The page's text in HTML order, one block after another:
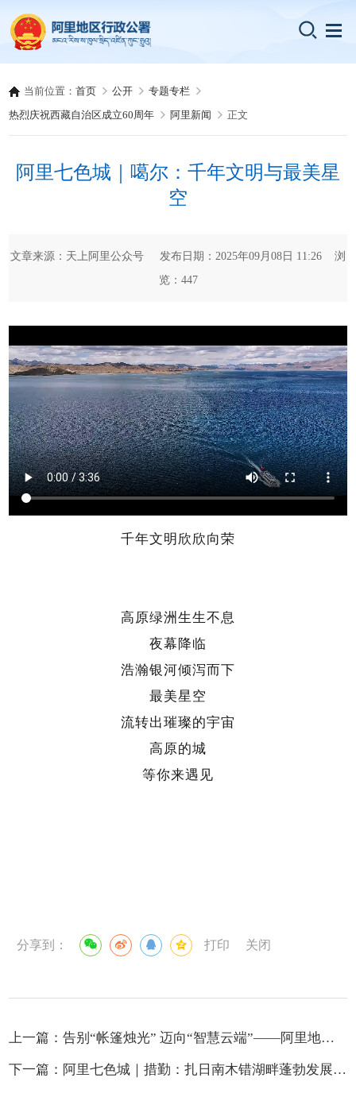
当前位置：首页 公开
专题专栏
热烈庆祝西藏自治区成立60周年
阿里新闻 正文
阿里七色城｜噶尔：千年文明与最美星
空
文章来源：天上阿里公众号 发布日期：2025年09月08日 11:26 浏
览： 447
千年文明欣欣向荣
高原绿洲生生不息
夜幕降临
浩瀚银河倾泻而下
最美星空
流转出璀璨的宇宙
高原的城
等你来遇见
分享到： 打印 关闭
上一篇： 告别“帐篷烛光” 迈向“智慧云端”——阿里地区教育事业的发展蝶变之路
下一篇： 阿里七色城｜措勤：扎日南木错湖畔蓬勃发展的产业